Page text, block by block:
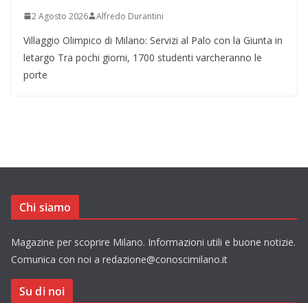
2 Agosto 2026 Alfredo Durantini
Villaggio Olimpico di Milano: Servizi al Palo con la Giunta in
letargo Tra pochi giorni, 1700 studenti varcheranno le
porte
Chi siamo
Magazine per scoprire Milano. Informazioni utili e buone notizie.
Comunica con noi a redazione@conoscimilano.it
Su di noi